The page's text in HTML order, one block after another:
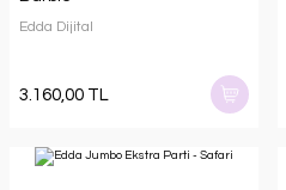
Edda Dijital
3.160,00 TL